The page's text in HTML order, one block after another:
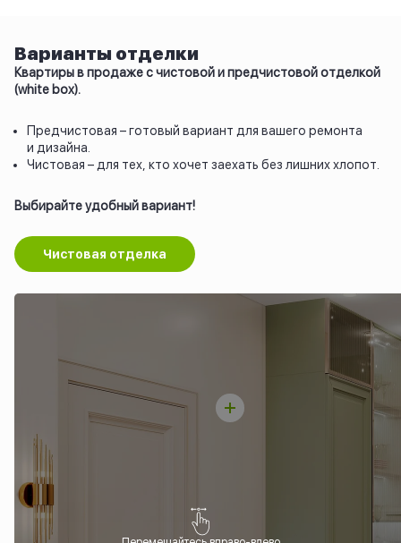
Варианты отделки
Квартиры в продаже с чистовой и предчистовой отделкой
(white box).
Предчистовая – готовый вариант для вашего ремонта
и дизайна.
Чистовая – для тех, кто хочет заехать без лишних хлопот.
Выбирайте удобный вариант!
Чистовая отделка